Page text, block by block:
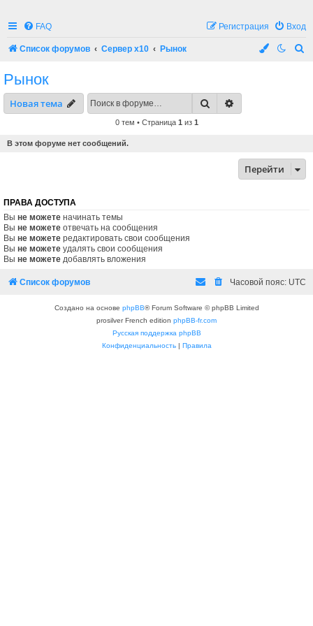
FAQ Вход
Регистрация
Список форумов Сервер x10 Рынок
Рынок
Новая тема Поиск
0 тем • Страница 1 из 1
В этом форуме нет сообщений.
Перейти
ПРАВА ДОСТУПА
Вы не можете начинать темы
Вы не можете отвечать на сообщения
Вы не можете редактировать свои сообщения
Вы не можете удалять свои сообщения
Вы не можете добавлять вложения
Список форумов Часовой пояс: UTC
Создано на основе phpBB® Forum Software © phpBB Limited
prosilver French edition phpBB-fr.com
Русская поддержка phpBB
Конфиденциальность| Правила